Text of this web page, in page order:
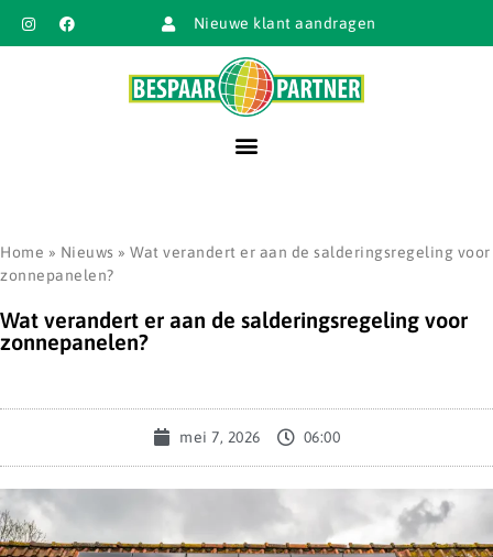
Nieuwe klant aandragen
Home » Nieuws » Wat verandert er aan de salderingsregeling voor
zonnepanelen?
Wat verandert er aan de salderingsregeling voor
zonnepanelen?
mei 7, 2026 06:00